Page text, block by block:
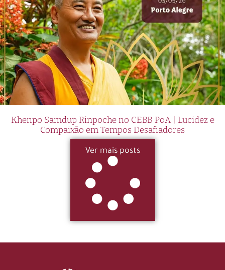
Khenpo Samdup Rinpoche no CEBB PoA | Lucidez e
Compaixão em Tempos Desafiadores
Ver mais posts